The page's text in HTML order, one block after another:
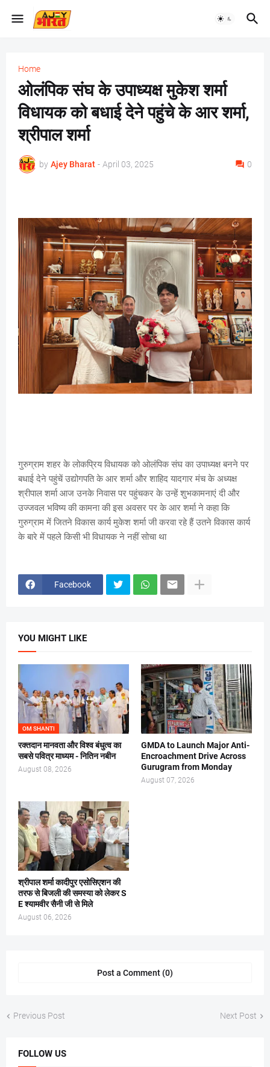
Home
ओलंपिक संघ के उपाध्यक्ष मुकेश शर्मा
विधायक को बधाई देने पहुंचे के आर शर्मा,
श्रीपाल शर्मा
by Ajey Bharat - April 03, 2025 0
गुरुग्राम शहर के लोकप्रिय विधायक को ओलंपिक संघ का उपाध्यक्ष बनने पर
बधाई देने पहुंचें उद्योगपति के आर शर्मा और शाहिद यादगार मंच के अध्यक्ष
श्रीपाल शर्मा आज उनके निवास पर पहुंचकर के उन्हें शुभकामनाएं दी और
उज्जवल भविष्य की कामना की इस अवसर पर के आर शर्मा ने कहा कि
गुरुग्राम में जितने विकास कार्य मुकेश शर्मा जी करवा रहे हैं उतने विकास कार्य
के बारे में पहले किसी भी विधायक ने नहीं सोचा था
Facebook
YOU MIGHT LIKE
OM SHANTI
रक्तदान मानवता और विश्व बंधुत्व का
सबसे पवित्र माध्यम - नितिन नबीन
August 08, 2026
GMDA to Launch Major Anti-
Encroachment Drive Across
Gurugram from Monday
August 07, 2026
श्रीपाल शर्मा कादीपुर एसोसिएशन की
तरफ से बिजली की समस्या को लेकर S
E श्यामवीर सैनी जी से मिले
August 06, 2026
Post a Comment (0)
Previous Post Next Post
FOLLOW US